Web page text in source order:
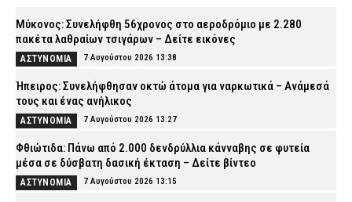
Μύκονος: Συνελήφθη 56χρονος στο αεροδρόμιο με 2.280
πακέτα λαθραίων τσιγάρων – Δείτε εικόνες
ΑΣΤΥΝΟΜΙΑ 7 Αυγούστου 2026 13:38
Ήπειρος: Συνελήφθησαν οκτώ άτομα για ναρκωτικά – Ανάμεσά
τους και ένας ανήλικος
ΑΣΤΥΝΟΜΙΑ 7 Αυγούστου 2026 13:27
Φθιώτιδα: Πάνω από 2.000 δενδρύλλια κάνναβης σε φυτεία
μέσα σε δύσβατη δασική έκταση – Δείτε βίντεο
ΑΣΤΥΝΟΜΙΑ 7 Αυγούστου 2026 13:15